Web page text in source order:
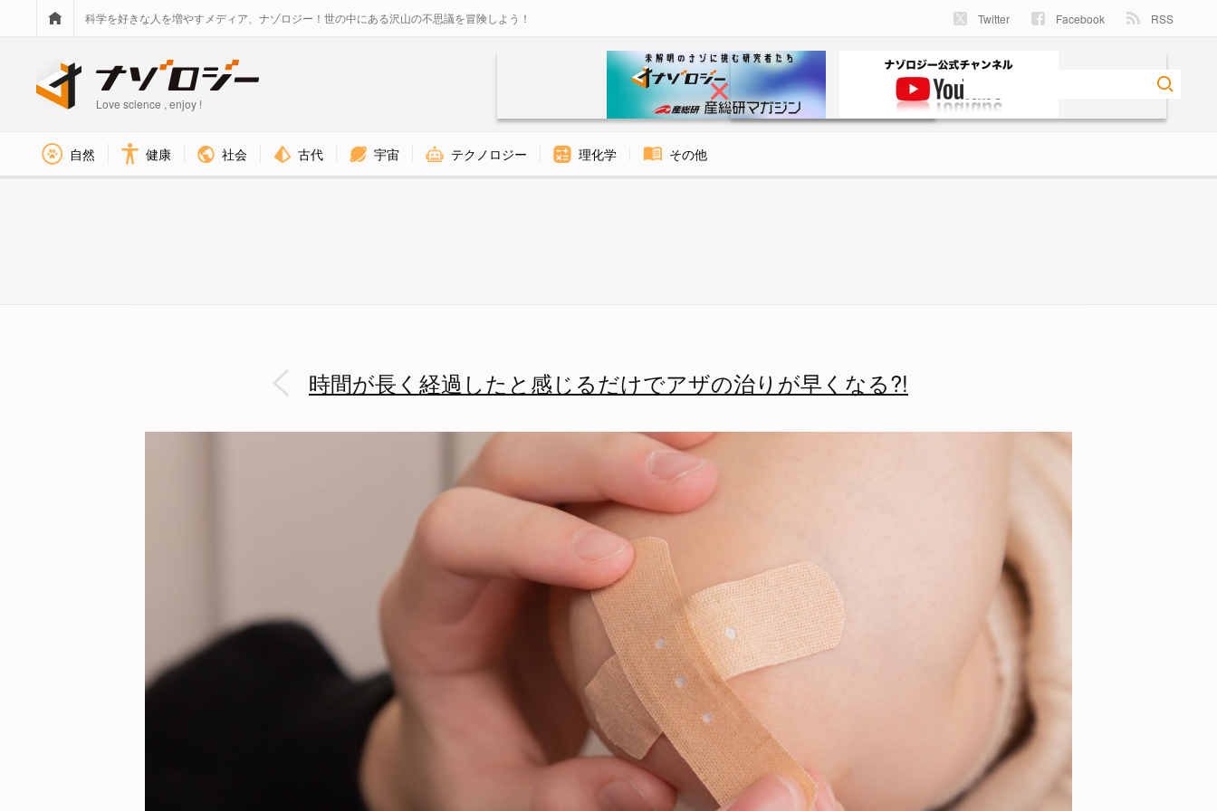
科学を好きな人を増やすメディア、ナゾロジー！世の中にある沢山の不思議を冒険しよう！ Twitter Facebook RSS
Love science , enjoy !
自然 健康 社会 古代 宇宙 テクノロジー 理化学 その他
時間が長く経過したと感じるだけでアザの治りが早くなる?!